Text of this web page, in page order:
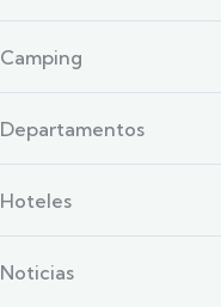
Camping
Departamentos
Hoteles
Noticias